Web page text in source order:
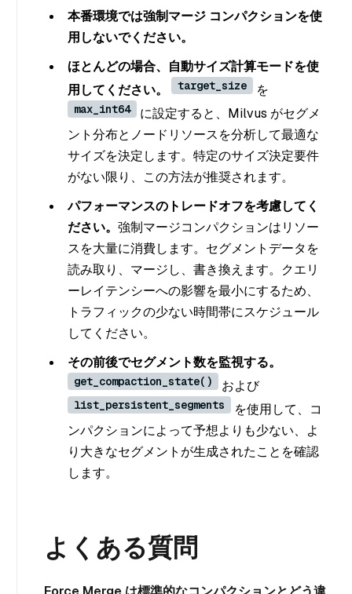
本番環境では強制マージ コンパクションを使
用しないでください。
ほとんどの場合、自動サイズ計算モードを使
用してください。
target_size を
max_int64
に設定すると、Milvus がセグメ
ント分布とノードリソースを分析して最適な
サイズを決定します。特定のサイズ決定要件
がない限り、この方法が推奨されます。
パフォーマンスのトレードオフを考慮してく
ださい。 強制マージコンパクションはリソー
スを大量に消費します。セグメントデータを
読み取り、マージし、書き換えます。クエリ
ーレイテンシーへの影響を最小にするため、
トラフィックの少ない時間帯にスケジュール
してください。
その前後でセグメント数を監視する。
get_compaction_state() および
list_persistent_segments
を使用して、コ
ンパクションによって予想よりも少ない、よ
り大きなセグメントが生成されたことを確認
します。
よくある質問